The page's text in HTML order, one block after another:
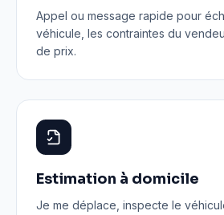
Appel ou message rapide pour
véhicule, les contraintes du
de prix.
Estimation à domicile
Je me déplace, inspecte le